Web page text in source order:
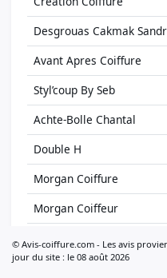
Desgrouas Cakmak
Avant Apres Coiffure
Styl’coup By Seb
Achte-Bolle Chantal
Double H
Morgan Coiffure
Morgan Coiffeur
Coup D’eclat Lingolsheim
© Avis-coiffure.com - Les avis
jour du site : le 08 août 2026